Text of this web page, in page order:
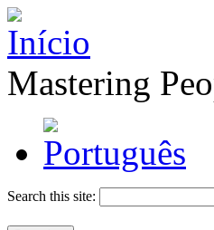
Mastering
Search this site: